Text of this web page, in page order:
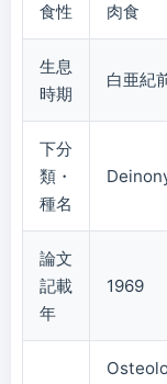
食性 肉食
生息
時期
白亜紀
下分
類・
種名
論文
記載
年
1969